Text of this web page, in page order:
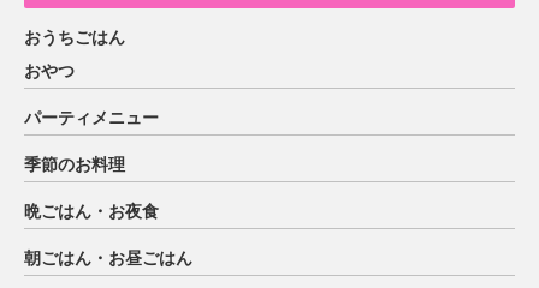
おうちごはん
おやつ
パーティメニュー
季節のお料理
晩ごはん・お夜食
朝ごはん・お昼ごはん